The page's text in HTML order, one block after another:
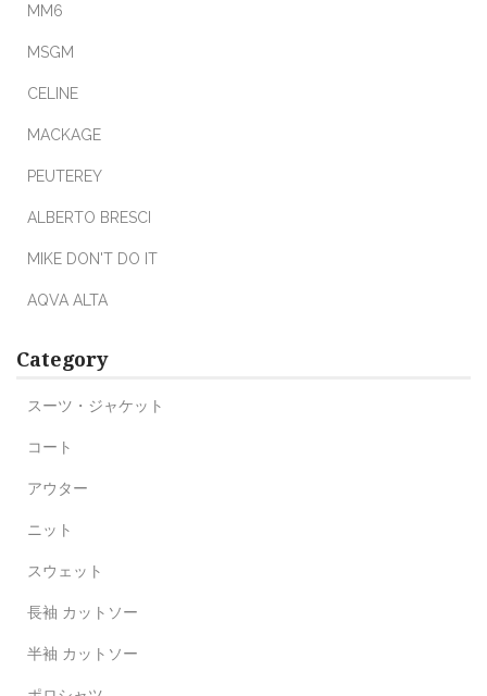
MM6
MSGM
CELINE
MACKAGE
PEUTEREY
ALBERTO BRESCI
MIKE DON'T DO IT
AQVA ALTA
Category
スーツ・ジャケット
コート
アウター
ニット
スウェット
長袖 カットソー
半袖 カットソー